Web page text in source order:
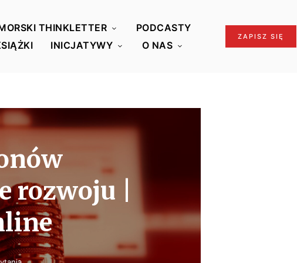
THINKLETTER
PODCASTY
INICJATYWY O NAS
ZAPISZ SIĘ
rozwoju |